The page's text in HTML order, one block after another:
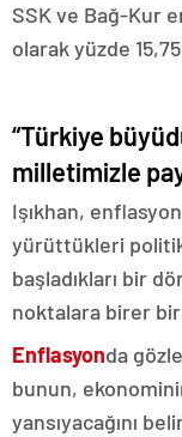
SSK ve Bağ-Kur
olarak yüzde
“Türkiye
milletimizle
Işıkhan,
yürüttükleri
başladıkları bir
noktalara birer
Enflasyonda
bunun,
yansıyacağını